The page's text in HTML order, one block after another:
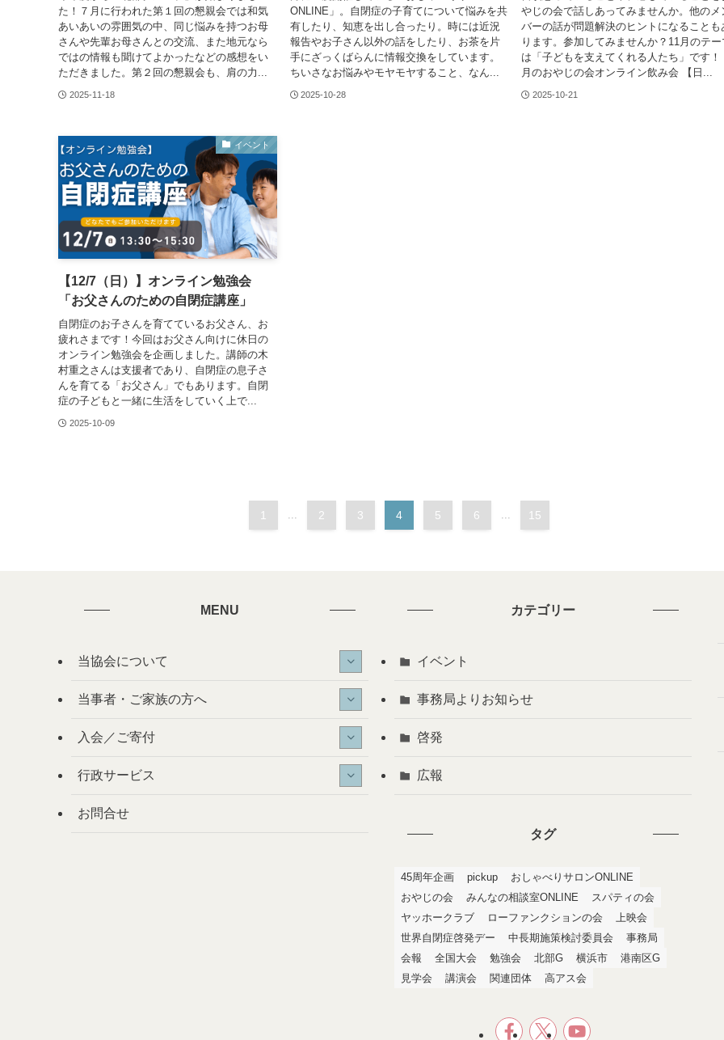
た！７月に行われた第１回の懇親会では和気
あいあいの雰囲気の中、同じ悩みを持つお母
さんや先輩お母さんとの交流、また地元なら
ではの情報も聞けてよかったなどの感想をい
ただきました。第２回の懇親会も、肩の力...
2025-11-18
ONLINE」。自閉症の子育てについて悩みを共
有したり、知恵を出し合ったり。時には近況
報告やお子さん以外の話をしたり、お茶を片
手にざっくばらんに情報交換をしています。
ちいさなお悩みやモヤモヤすること、なん...
2025-10-28
やじの会で話しあってみませんか。他のメ
バーの話が問題解決のヒントになることも
ります。参加してみませんか？11月のテー
は「子どもを支えてくれる人たち」です！
月のおやじの会オンライン飲み会 【日...
2025-10-21
イベント
【12/7（日）】オンライン勉強会
「お父さんのための自閉症講座」
自閉症のお子さんを育てているお父さん、お
疲れさまです！今回はお父さん向けに休日の
オンライン勉強会を企画しました。講師の木
村重之さんは支援者であり、自閉症の息子さ
んを育てる「お父さん」でもあります。自閉
症の子どもと一緒に生活をしていく上で...
2025-10-09
1 2 3 4 5 6 15
MENU
当協会について
当事者・ご家族の方へ
入会／ご寄付
行政サービス
お問合せ
カテゴリー
イベント
事務局よりお知らせ
啓発
広報
タグ
45周年企画 pickup
おしゃべりサロンONLINE
おやじの会
みんなの相談室ONLINE
スパティの会
ヤッホークラブ
ローファンクションの会
上映会
世界自閉症啓発デー
中長期施策検討委員会
事務局
会報
全国大会 勉強会 北部G 横浜市
港南区G
見学会
講演会 関連団体 高アス会